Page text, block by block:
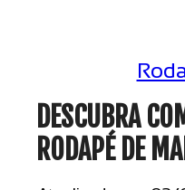
DESCUBRA
RODAPÉ DE